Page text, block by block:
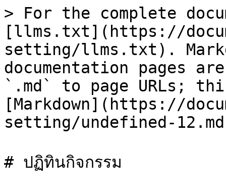
> For the complete
[llms.txt](https://
setting/llms.txt).
documentation pages
`.md` to page URLs;
[Markdown](https://
setting/undefined-
# ปฏิทินกิจกรรม